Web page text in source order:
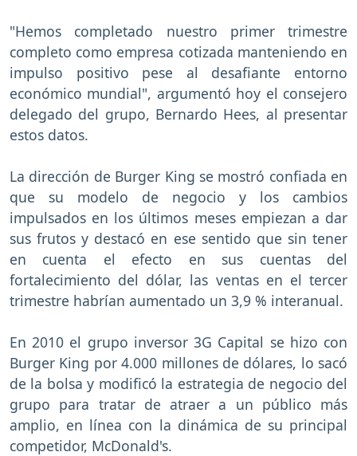
"Hemos completado nuestro primer trimestre
completo como empresa cotizada manteniendo en
impulso positivo pese al desafiante entorno
económico mundial", argumentó hoy el consejero
delegado del grupo, Bernardo Hees, al presentar
estos datos.
La dirección de Burger King se mostró confiada en
que su modelo de negocio y los cambios
impulsados en los últimos meses empiezan a dar
sus frutos y destacó en ese sentido que sin tener
en cuenta el efecto en sus cuentas del
fortalecimiento del dólar, las ventas en el tercer
trimestre habrían aumentado un 3,9 % interanual.
En 2010 el grupo inversor 3G Capital se hizo con
Burger King por 4.000 millones de dólares, lo sacó
de la bolsa y modificó la estrategia de negocio del
grupo para tratar de atraer a un público más
amplio, en línea con la dinámica de su principal
competidor, McDonald's.